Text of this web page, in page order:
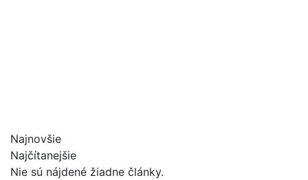
Najnovšie
Najčítanejšie
Nie sú nájdené žiadne články.